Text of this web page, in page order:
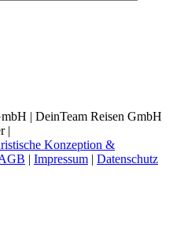
| DeinTeam Reisen GmbH
|
Konzeption &
| Impressum | Datenschutz